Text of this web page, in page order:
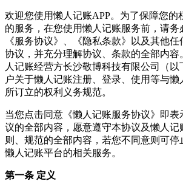
欢迎您使用懒人记账APP。为了保障您的
的服务，在您使用懒人记账服务前，请务
《服务协议》、《隐私条款》以及其他
协议，并充分理解协议、条款的全部内容
人记账经营方长沙敬博科技有限公司（以
户关于懒人记账注册、登录、使用等与
所订立的权利义务规范。
当您点击同意《懒人记账服务协议》即
议的全部内容，愿意遵守本协议及懒人记
则、规范的全部内容，若您不同意则可停
懒人记账平台的相关服务。
第一条 定义